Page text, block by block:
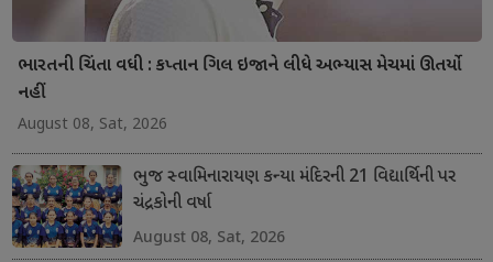
ભારતની ચિંતા વધી : કપ્તાન ગિલ ઇજાને લીધે અભ્યાસ મેચમાં ઊતર્યો
નહીં
August 08, Sat, 2026
ભુજ સ્વામિનારાયણ કન્યા મંદિરની 21 વિદ્યાર્થિની પર
ચંદ્રકોની વર્ષા
August 08, Sat, 2026